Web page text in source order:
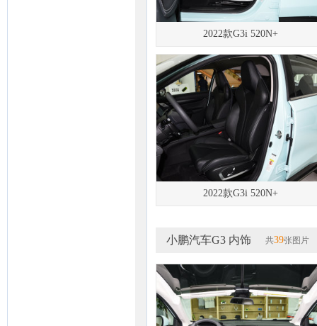
2022款G3i 520N+
2022款G3i 520N+
小鹏汽车G3 内饰 共39张图片